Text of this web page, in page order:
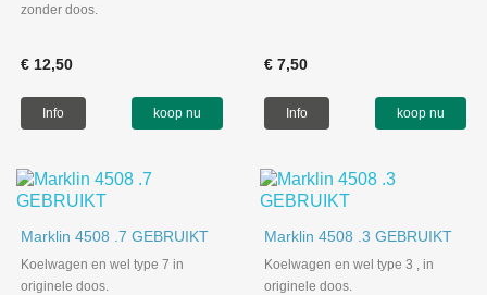
zonder doos.
€ 12,50
Info koop nu
€ 7,50
Info koop nu
Marklin 4508 .7 GEBRUIKT
Koelwagen en wel type 7 in
originele doos.
Marklin 4508 .3 GEBRUIKT
Koelwagen en wel type 3 , in
originele doos.